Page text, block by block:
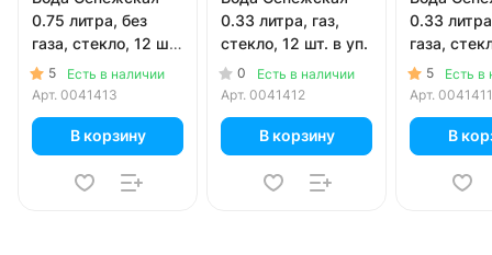
0.75 литра, без
газа, стекло, 12 шт.
в уп.
5
Есть в наличии
Арт. 0041413
В корзину
0.33 литра, газ,
стекло, 12 шт. в уп.
0
Есть в наличии
Арт. 0041412
В корзину
0.33
газа,
в уп.
5
Есть в
Арт. 0041411
В